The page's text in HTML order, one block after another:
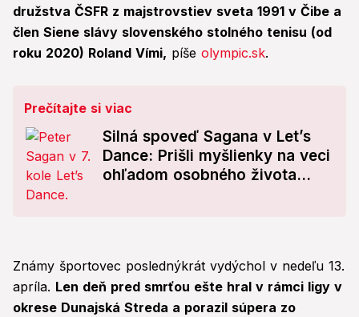
družstva ČSFR z majstrovstiev sveta 1991 v Čibe a
člen Siene slávy slovenského stolného tenisu (od
roku 2020) Roland Vími, píše olympic.sk.
Prečítajte si viac
Silná spoveď Sagana v Let’s
Dance: Prišli myšlienky na veci
ohľadom osobného života...
Známy športovec poslednýkrát vydýchol v nedeľu 13.
apríla. Len deň pred smrťou ešte hral v rámci ligy v
okrese Dunajská Streda a porazil súpera zo